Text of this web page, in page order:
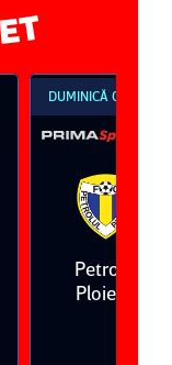
DUMINICĂ 09 AUG,
Petrolul
Ploieşti